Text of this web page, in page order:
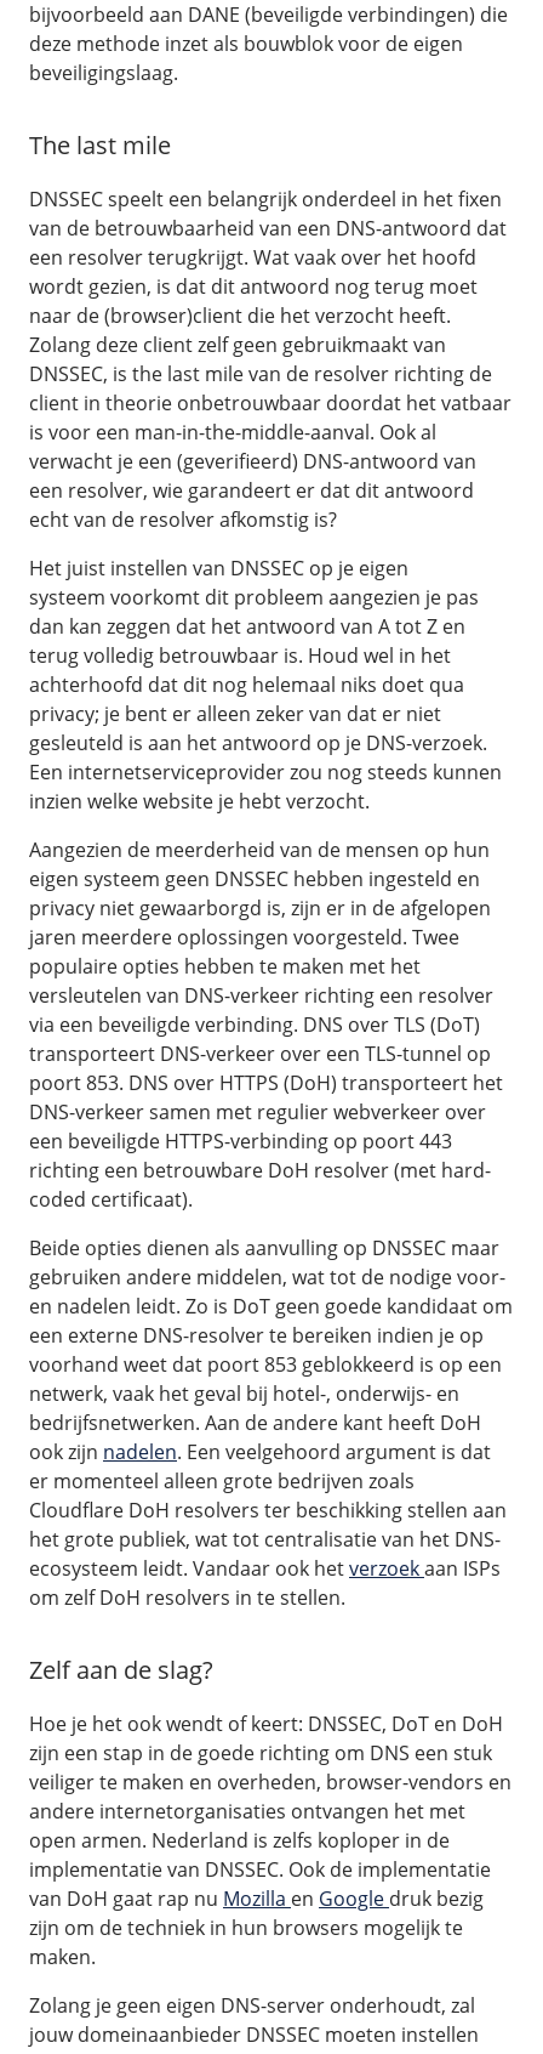
bijvoorbeeld aan DANE (beveiligde verbindingen) die
deze methode inzet als bouwblok voor de eigen
beveiligingslaag.
The last mile
DNSSEC speelt een belangrijk onderdeel in het fixen
van de betrouwbaarheid van een DNS-antwoord dat
een resolver terugkrijgt. Wat vaak over het hoofd
wordt gezien, is dat dit antwoord nog terug moet
naar de (browser)client die het verzocht heeft.
Zolang deze client zelf geen gebruikmaakt van
DNSSEC, is the last mile van de resolver richting de
client in theorie onbetrouwbaar doordat het vatbaar
is voor een man-in-the-middle-aanval. Ook al
verwacht je een (geverifieerd) DNS-antwoord van
een resolver, wie garandeert er dat dit antwoord
echt van de resolver afkomstig is?
Het juist instellen van DNSSEC op je eigen
systeem voorkomt dit probleem aangezien je pas
dan kan zeggen dat het antwoord van A tot Z en
terug volledig betrouwbaar is. Houd wel in het
achterhoofd dat dit nog helemaal niks doet qua
privacy; je bent er alleen zeker van dat er niet
gesleuteld is aan het antwoord op je DNS-verzoek.
Een internetserviceprovider zou nog steeds kunnen
inzien welke website je hebt verzocht.
Aangezien de meerderheid van de mensen op hun
eigen systeem geen DNSSEC hebben ingesteld en
privacy niet gewaarborgd is, zijn er in de afgelopen
jaren meerdere oplossingen voorgesteld. Twee
populaire opties hebben te maken met het
versleutelen van DNS-verkeer richting een resolver
via een beveiligde verbinding. DNS over TLS (DoT)
transporteert DNS-verkeer over een TLS-tunnel op
poort 853. DNS over HTTPS (DoH) transporteert het
DNS-verkeer samen met regulier webverkeer over
een beveiligde HTTPS-verbinding op poort 443
richting een betrouwbare DoH resolver (met hard-
coded certificaat).
Beide opties dienen als aanvulling op DNSSEC maar
gebruiken andere middelen, wat tot de nodige voor-
en nadelen leidt. Zo is DoT geen goede kandidaat om
een externe DNS-resolver te bereiken indien je op
voorhand weet dat poort 853 geblokkeerd is op een
netwerk, vaak het geval bij hotel-, onderwijs- en
bedrijfsnetwerken. Aan de andere kant heeft DoH
ook zijn nadelen. Een veelgehoord argument is dat
er momenteel alleen grote bedrijven zoals
Cloudflare DoH resolvers ter beschikking stellen aan
het grote publiek, wat tot centralisatie van het DNS-
ecosysteem leidt. Vandaar ook hetverzoekaan ISPs
om zelf DoH resolvers in te stellen.
Zelf aan de slag?
Hoe je het ook wendt of keert: DNSSEC, DoT en DoH
zijn een stap in de goede richting om DNS een stuk
veiliger te maken en overheden, browser-vendors en
andere internetorganisaties ontvangen het met
open armen. Nederland is zelfs koploper in de
implementatie van DNSSEC. Ook de implementatie
van DoH gaat rap nu Mozilla en Google druk bezig
zijn om de techniek in hun browsers mogelijk te
maken.
Zolang je geen eigen DNS-server onderhoudt, zal
jouw domeinaanbieder DNSSEC moeten instellen